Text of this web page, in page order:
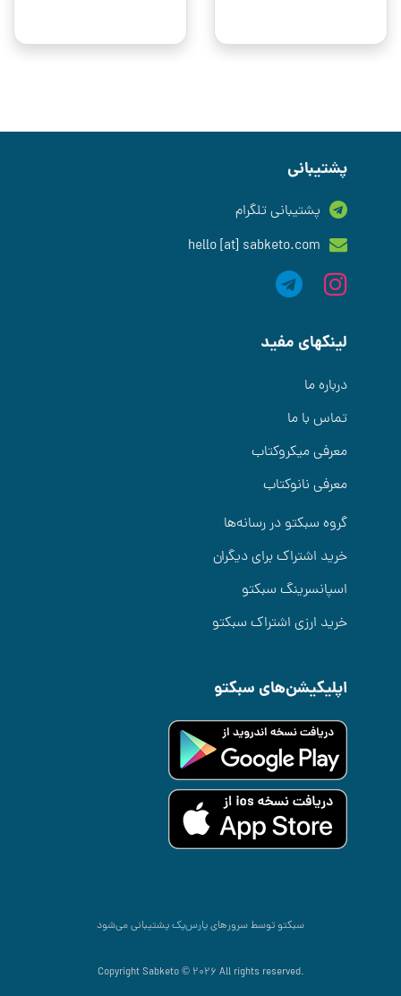
پشتیبانی
پشتیبانی تلگرام
hello [at] sabketo.com
لینکهای مفید
درباره ما
تماس با ما
معرفی میکروکتاب
معرفی نانوکتاب
گروه سبکتو در رسانه‌ها
خرید اشتراک برای دیگران
اسپانسرینگ سبکتو
خرید ارزی اشتراک سبکتو
اپلیکیشن‌های سبکتو
سبکتو توسط سرورهایپارس‌پکپشتیبانی می‌شود
.Copyright Sabketo © 2026 All rights reserved